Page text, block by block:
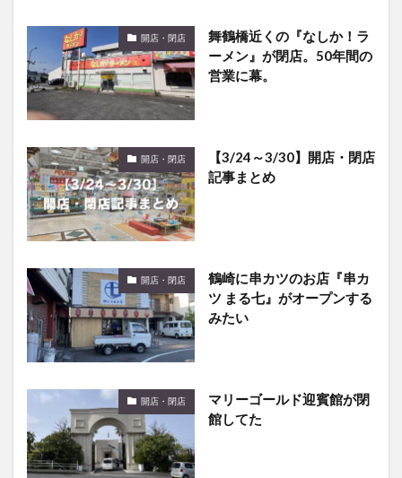
開店・閉店
舞鶴橋近くの『なしか！ラ
ーメン』が閉店。50年間の
営業に幕。
開店・閉店
【3/24～3/30】開店・閉店
記事まとめ
開店・閉店
鶴崎に串カツのお店『串カ
ツ まる七』がオープンする
みたい
開店・閉店
マリーゴールド迎賓館が閉
館してた